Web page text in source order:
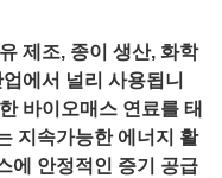
제조, 종이 생산, 화학
에서 널리 사용됩니
바이오매스 연료를 태
지속가능한 에너지 활
에 안정적인 증기 공급